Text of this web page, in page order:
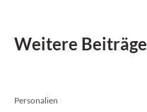
Weitere Beiträge
Personalien